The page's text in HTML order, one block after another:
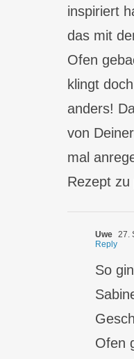
inspiriert
das mit
Ofen
klingt
anders!
von
mal
Rezept zu
Uwe 27.
Reply
So
Ofen